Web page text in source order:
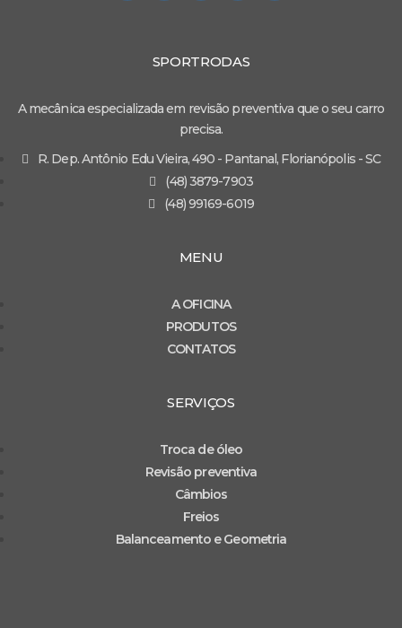
SPORTRODAS
A mecânica especializada em revisão preventiva que o seu carro
precisa.
R. Dep. Antônio Edu Vieira, 490 - Pantanal, Florianópolis - SC
(48) 3879-7903
(48) 99169-6019
MENU
A OFICINA
PRODUTOS
CONTATOS
SERVIÇOS
Troca de óleo
Revisão preventiva
Câmbios
Freios
Balanceamento e Geometria